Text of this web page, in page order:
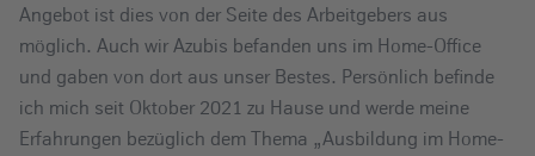
Angebot ist dies von der Seite des Arbeitgebers aus
möglich. Auch wir Azubis befanden uns im Home-Office
und gaben von dort aus unser Bestes. Persönlich befinde
ich mich seit Oktober 2021 zu Hause und werde meine
Erfahrungen bezüglich dem Thema „Ausbildung im Home-